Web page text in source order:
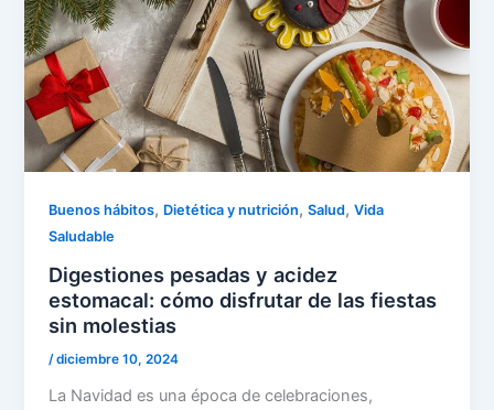
Buenos hábitos, Dietética y nutrición,Salud,Vida
Saludable
Digestiones pesadas y acidez
estomacal: cómo disfrutar de las fiestas
sin molestias
/diciembre 10, 2024
La Navidad es una época de celebraciones,